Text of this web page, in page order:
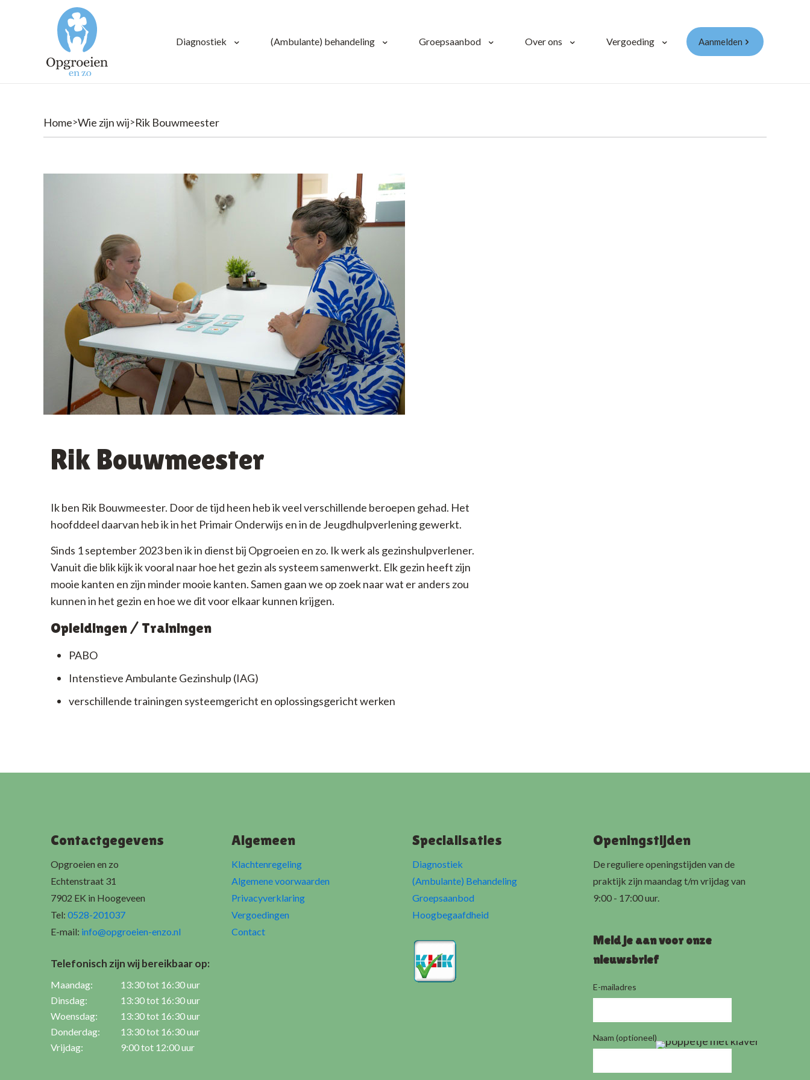
Diagnostiek (Ambulante) behandeling Groepsaanbod Over ons Vergoeding Aanmelden
Home>Wie zijn wij>Rik Bouwmeester
Rik Bouwmeester
Ik ben Rik Bouwmeester. Door de tijd heen heb ik veel verschillende beroepen gehad. Het
hoofddeel daarvan heb ik in het Primair Onderwijs en in de Jeugdhulpverlening gewerkt.
Sinds 1 september 2023 ben ik in dienst bij Opgroeien en zo. Ik werk als gezinshulpverlener.
Vanuit die blik kijk ik vooral naar hoe het gezin als systeem samenwerkt. Elk gezin heeft zijn
mooie kanten en zijn minder mooie kanten. Samen gaan we op zoek naar wat er anders zou
kunnen in het gezin en hoe we dit voor elkaar kunnen krijgen.
Opleidingen / Trainingen
PABO
Intenstieve Ambulante Gezinshulp (IAG)
verschillende trainingen systeemgericht en oplossingsgericht werken
Contactgegevens
Opgroeien en zo
Echtenstraat 31
7902 EK in Hoogeveen
Tel: 0528-201037
E-mail: info@opgroeien-enzo.nl
Telefonisch zijn wij bereikbaar op:
Maandag:
13:30 tot 16:30 uur
Dinsdag:
13:30 tot 16:30 uur
Woensdag:
13:30 tot 16:30 uur
Donderdag:
13:30 tot 16:30 uur
Vrijdag:
9:00 tot 12:00 uur
Algemeen
Klachtenregeling
Algemene voorwaarden
Privacyverklaring
Vergoedingen
Contact
Specialisaties
Diagnostiek
(Ambulante) Behandeling
Groepsaanbod
Hoogbegaafdheid
Openingstijden
De reguliere openingstijden van de
praktijk zijn maandag t/m vrijdag van
9:00 - 17:00 uur.
Meld je aan voor onze
nieuwsbrief
E-mailadres
Naam (optioneel)